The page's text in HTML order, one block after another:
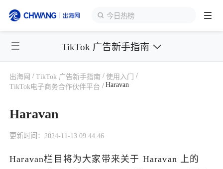
今日热榜
跨境展会
出海服务
出海资讯
TikTok 广告新手指南
出海网 / TikTok 广告新手指南 / 使用入门
/
TikTok电子商务合作伙伴平台 / Haravan
Haravan
更新时间：2024-11-13 09:44:46
Haravan栏目将为大家带来关于 Haravan 上的